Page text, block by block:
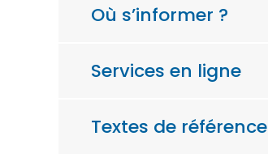
Où s’informer ?
Services en ligne
Textes de référence